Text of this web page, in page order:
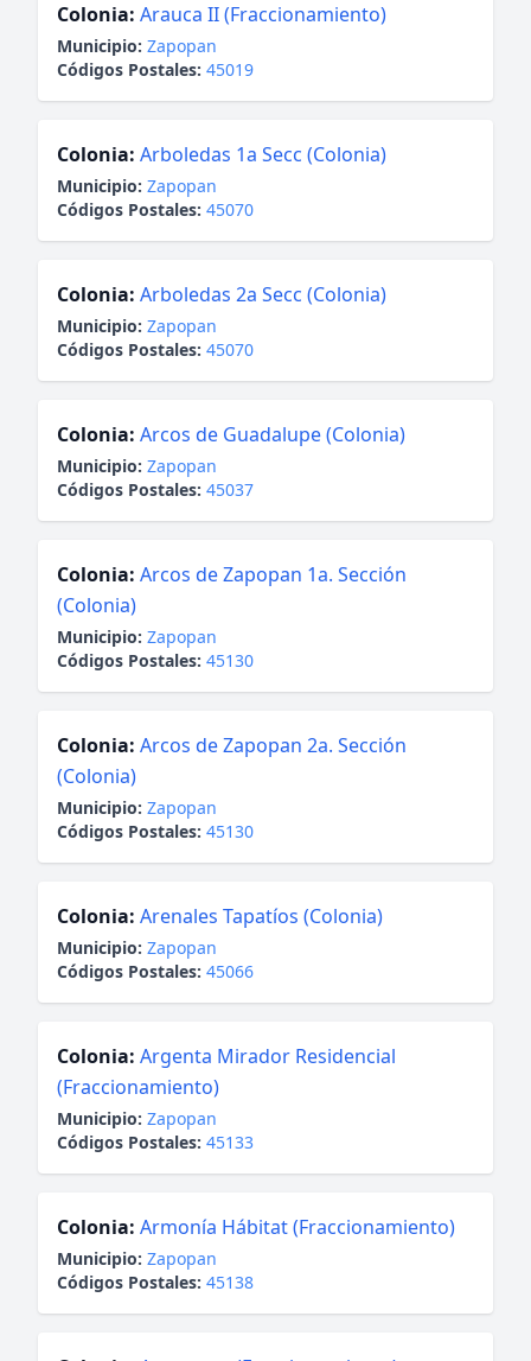
Colonia: Arauca II (Fraccionamiento)
Municipio: Zapopan
Códigos Postales: 45019
Colonia: Arboledas 1a Secc (Colonia)
Municipio: Zapopan
Códigos Postales: 45070
Colonia: Arboledas 2a Secc (Colonia)
Municipio: Zapopan
Códigos Postales: 45070
Colonia: Arcos de Guadalupe (Colonia)
Municipio: Zapopan
Códigos Postales: 45037
Colonia: Arcos de Zapopan 1a. Sección
(Colonia)
Municipio: Zapopan
Códigos Postales: 45130
Colonia: Arcos de Zapopan 2a. Sección
(Colonia)
Municipio: Zapopan
Códigos Postales: 45130
Colonia: Arenales Tapatíos (Colonia)
Municipio: Zapopan
Códigos Postales: 45066
Colonia: Argenta Mirador Residencial
(Fraccionamiento)
Municipio: Zapopan
Códigos Postales: 45133
Colonia: Armonía Hábitat (Fraccionamiento)
Municipio: Zapopan
Códigos Postales: 45138